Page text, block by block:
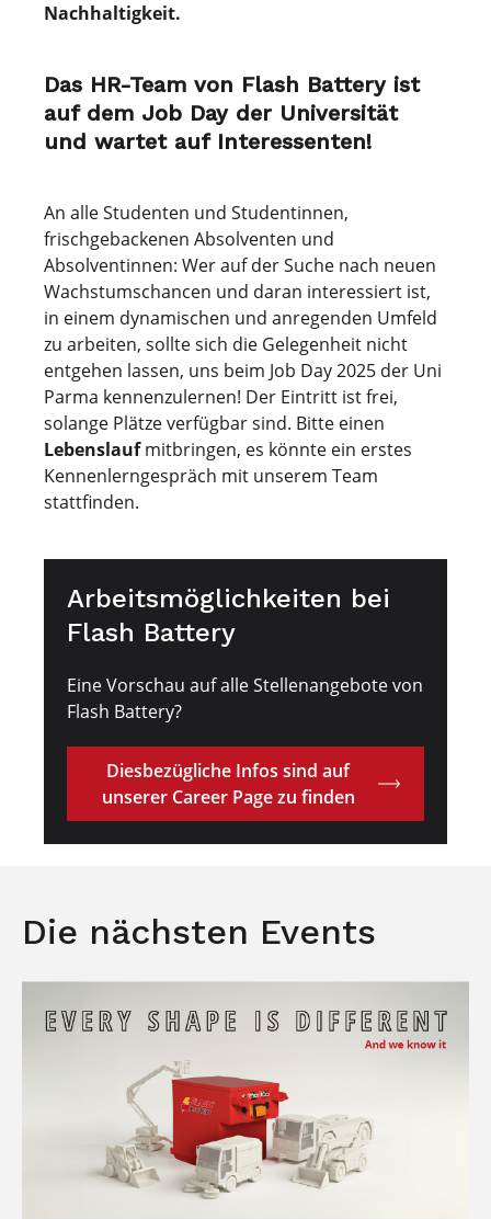
Nachhaltigkeit.
Das HR-Team von Flash Battery ist
auf dem Job Day der Universität
und wartet auf Interessenten!
An alle Studenten und Studentinnen,
frischgebackenen Absolventen und
Absolventinnen: Wer auf der Suche nach neuen
Wachstumschancen und daran interessiert ist,
in einem dynamischen und anregenden Umfeld
zu arbeiten, sollte sich die Gelegenheit nicht
entgehen lassen, uns beim Job Day 2025 der Uni
Parma kennenzulernen! Der Eintritt ist frei,
solange Plätze verfügbar sind. Bitte einen
Lebenslaufmitbringen, es könnte ein erstes
Kennenlerngespräch mit unserem Team
stattfinden.
Arbeitsmöglichkeiten bei
Flash Battery
Eine Vorschau auf alle Stellenangebote von
Flash Battery?
Diesbezügliche Infos sind auf
unserer Career Page zu finden
Die nächsten Events